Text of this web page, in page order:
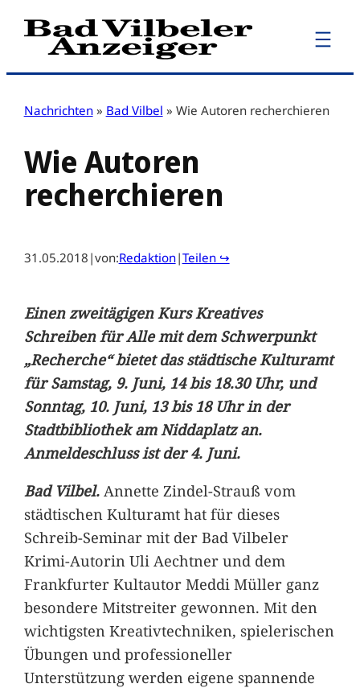
Zum
Inhalt
Nachrichten » Bad Vilbel » Wie Autoren recherchieren
Wie Autoren
recherchieren
31.05.2018 |von:Redaktion|Teilen ↪
Einen zweitägigen Kurs Kreatives
Schreiben für Alle mit dem Schwerpunkt
„Recherche“ bietet das städtische Kulturamt
für Samstag, 9. Juni, 14 bis 18.30 Uhr, und
Sonntag, 10. Juni, 13 bis 18 Uhr in der
Stadtbibliothek am Niddaplatz an.
Anmeldeschluss ist der 4. Juni.
Bad Vilbel.Annette Zindel-Strauß vom
städtischen Kulturamt hat für dieses
Schreib-Seminar mit der Bad Vilbeler
Krimi-Autorin Uli Aechtner und dem
Frankfurter Kultautor Meddi Müller ganz
besondere Mitstreiter gewonnen. Mit den
wichtigsten Kreativtechniken, spielerischen
Übungen und professioneller
Unterstützung werden eigene spannende